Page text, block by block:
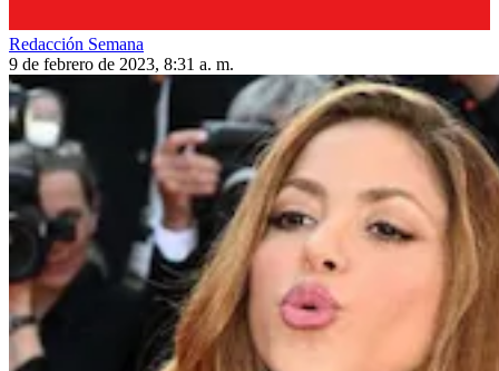
Redacción Semana
9 de febrero de 2023, 8:31 a. m.